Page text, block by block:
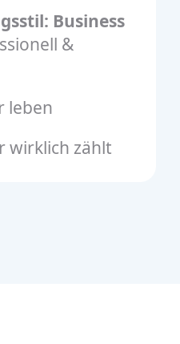
Business
&
leben
wirklich zählt